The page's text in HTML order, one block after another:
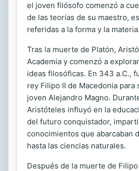
el joven filósofo comenzó a
de las teorías de su maestro,
referidas a la forma y la materia.
Tras la muerte de Platón,
Academia y comenzó a
ideas filosóficas. En 343 a.C.,
rey Filipo II de Macedonia para
joven Alejandro Magno.
Aristóteles influyó en la
del futuro conquistador,
conocimientos que abarcaban
hasta las ciencias naturales.
Después de la muerte de